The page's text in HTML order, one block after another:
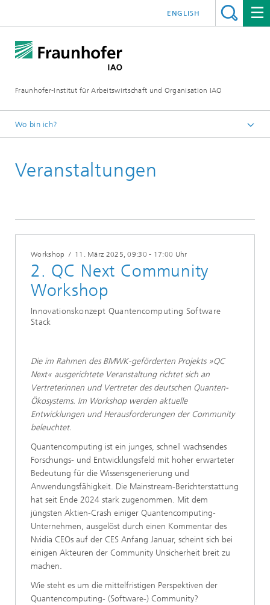
Fraunhofer-Institut für Arbeitswirtschaft und Organisation IAO
ENGLISH
Wo bin ich?
Veranstaltungen
Veranstaltungen
Workshop / 11. März 2025, 09:30 - 17:00 Uhr
2. QC Next Community
Workshop
​Innovationskonzept Quantencomputing Software
Stack​​
Die im Rahmen des BMWK-geförderten Projekts »QC
Next« ausgerichtete Veranstaltung richtet sich an
Vertreterinnen und Vertreter des deutschen Quanten-
Ökosystems. Im Workshop werden aktuelle
Entwicklungen und Herausforderungen der Community
beleuchtet.
Quantencomputing ist ein junges, schnell wachsendes
Forschungs- und Entwicklungsfeld mit hoher erwarteter
Bedeutung für die Wissensgenerierung und
Anwendungsfähigkeit. Die Mainstream-Berichterstattung
hat seit Ende 2024 stark zugenommen. Mit dem
jüngsten Aktien-Crash einiger Quantencomputing-
Unternehmen, ausgelöst durch einen Kommentar des
Nvidia CEOs auf der CES Anfang Januar, scheint sich bei
einigen Akteuren der Community Unsicherheit breit zu
machen.
Wie steht es um die mittelfristigen Perspektiven der
Quantencomputing- (Software-) Community?